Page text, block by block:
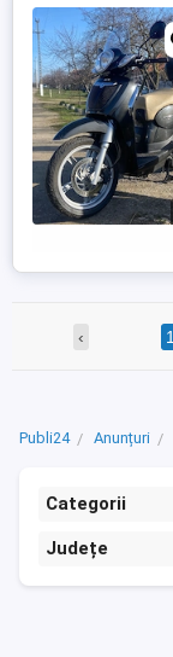
‹ 1
Publi24 Anunțuri
Categorii
Județe